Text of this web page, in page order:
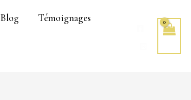
Blog Témoignages